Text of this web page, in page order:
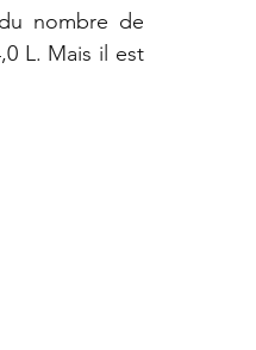
nombre de
L. Mais il est